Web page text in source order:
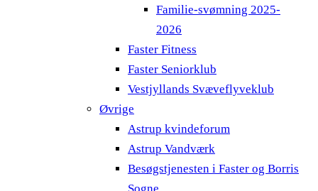
Familie-svømning 2025-
2026
Faster Fitness
Faster Seniorklub
Vestjyllands Svæveflyveklub
Øvrige
Astrup kvindeforum
Astrup Vandværk
Besøgstjenesten i Faster og Borris